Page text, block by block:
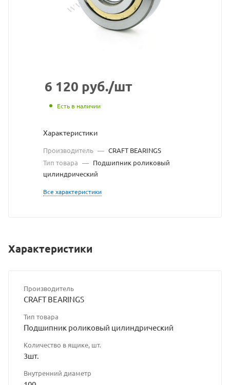
сайта
https://
без
разрешения
сайта
6 120 руб./шт
Есть в наличии
Характеристики
Производитель — CRAFT BEARINGS
Тип товара — Подшипник роликовый
цилиндрический
Все характеристики
Характеристики
Производитель
CRAFT BEARINGS
Тип товара
Подшипник роликовый цилиндрический
Количество в ящике, шт.
3шт.
Внутренний диаметр